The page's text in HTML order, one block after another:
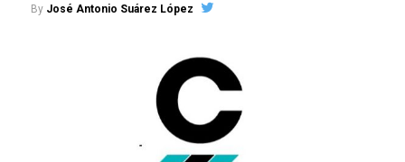
By José Antonio Suárez López